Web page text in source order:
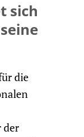
sich
die
der